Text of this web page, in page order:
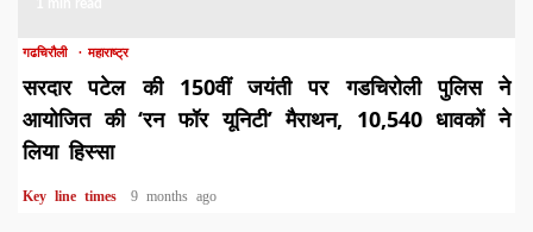
गढचिरौली महाराष्ट्र
सरदार पटेल की 150वीं जयंती पर गडचिरोली पुलिस ने
आयोजित की ‘रन फॉर यूनिटी’ मैराथन, 10,540 धावकों ने
लिया हिस्सा
Key line times 9 months ago